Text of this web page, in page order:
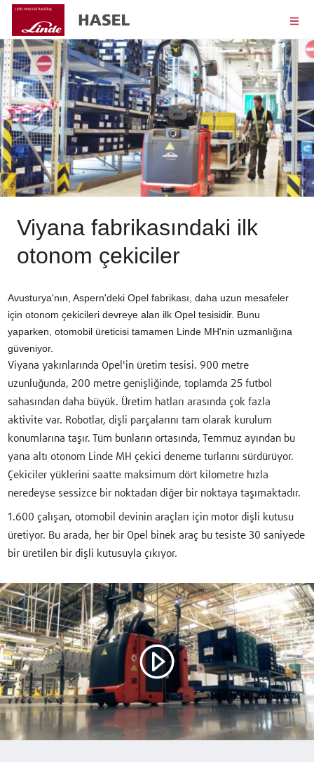
Viyana fabrikasındaki ilk
otonom çekiciler
Avusturya'nın, Aspern'deki Opel fabrikası, daha uzun mesafeler
için otonom çekicileri devreye alan ilk Opel tesisidir. Bunu
yaparken, otomobil üreticisi tamamen Linde MH'nin uzmanlığına
güveniyor.
Viyana yakınlarında Opel'in üretim tesisi. 900 metre
uzunluğunda, 200 metre genişliğinde, toplamda 25 futbol
sahasından daha büyük. Üretim hatları arasında çok fazla
aktivite var. Robotlar, dişli parçalarını tam olarak kurulum
konumlarına taşır. Tüm bunların ortasında, Temmuz ayından bu
yana altı otonom Linde MH çekici deneme turlarını sürdürüyor.
Çekiciler yüklerini saatte maksimum dört kilometre hızla
neredeyse sessizce bir noktadan diğer bir noktaya taşımaktadır.
1.600 çalışan, otomobil devinin araçları için motor dişli kutusu
üretiyor. Bu arada, her bir Opel binek araç bu tesiste 30 saniyede
bir üretilen bir dişli kutusuyla çıkıyor.